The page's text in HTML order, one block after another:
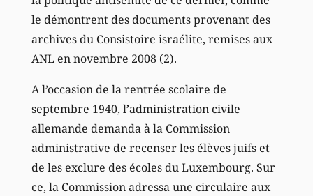
le démontrent des documents provenant des
archives du Consistoire israélite, remises aux
ANL en novembre 2008 (2).
A l’occasion de la rentrée scolaire de
septembre 1940, l’administration civile
allemande demanda à la Commission
administrative de recenser les élèves juifs et
de les exclure des écoles du Luxembourg. Sur
ce, la Commission adressa une circulaire aux